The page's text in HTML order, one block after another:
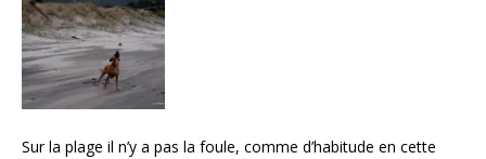
Sur la plage il n’y a pas la foule, comme d’habitude en cette